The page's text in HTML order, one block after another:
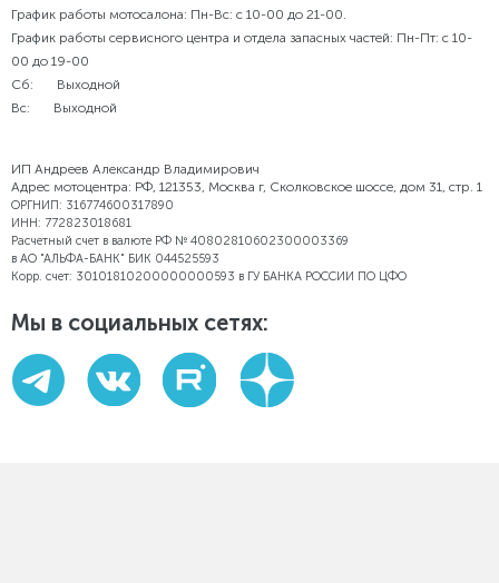
График работы мотосалона: Пн-Вс: с 10-00 до 21-00.
График работы сервисного центра и отдела запасных частей: Пн-Пт: с 10-
00 до 19-00
Сб: Выходной
Вс: Выходной
ИП Андреев Александр Владимирович
Адрес мотоцентра: РФ, 121353, Москва г, Сколковское шоссе, дом 31, стр. 1
ОРГНИП: 316774600317890
ИНН: 772823018681
Расчетный счет в валюте РФ № 40802810602300003369
в АО "АЛЬФА-БАНК" БИК 044525593
Корр. счет: 30101810200000000593 в ГУ БАНКА РОССИИ ПО ЦФО
Мы в социальных сетях: